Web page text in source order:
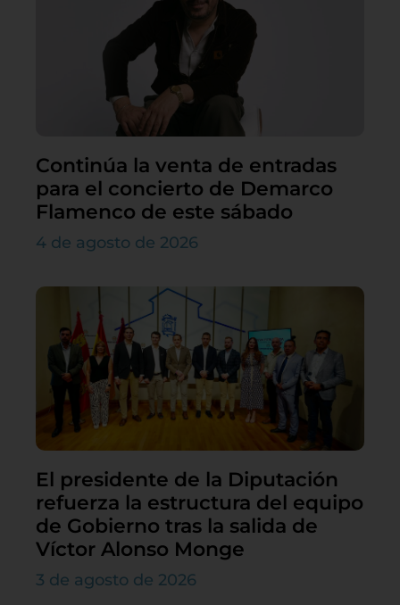
Continúa la venta de entradas
para el concierto de Demarco
Flamenco de este sábado
4 de agosto de 2026
El presidente de la Diputación
refuerza la estructura del equipo
de Gobierno tras la salida de
Víctor Alonso Monge
3 de agosto de 2026